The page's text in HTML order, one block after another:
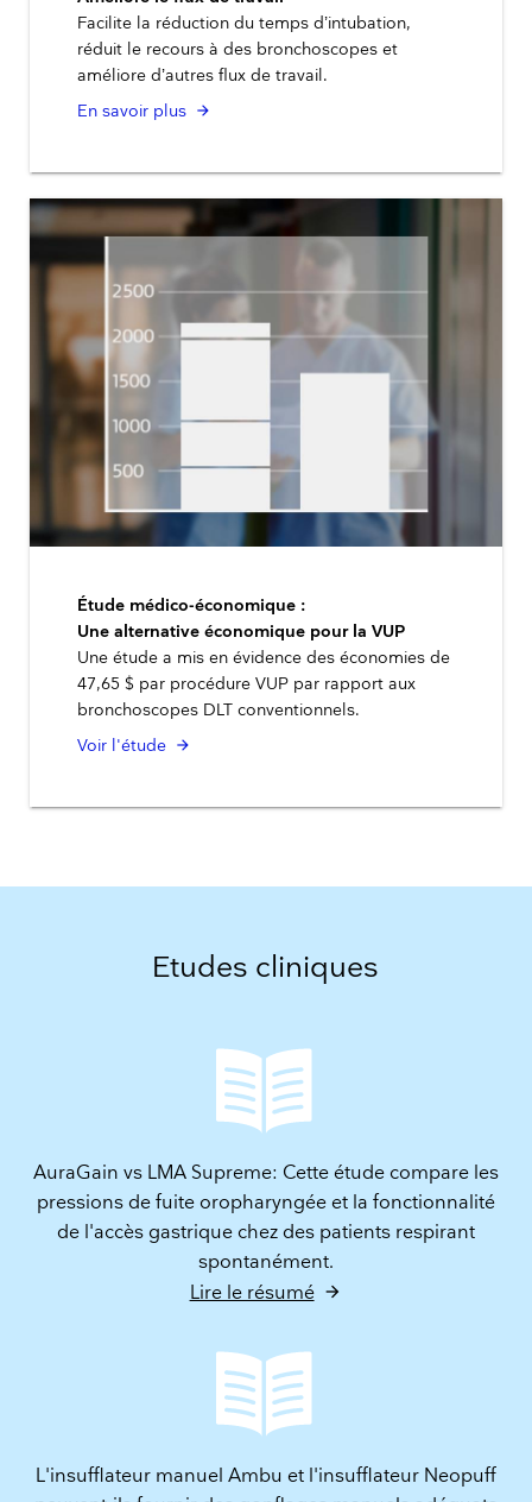
Facilite la réduction du temps d’intubation,
réduit le recours à des bronchoscopes et
améliore d’autres flux de travail.
En savoir plus
Étude médico-économique :
Une alternative économique pour la VUP
Une étude a mis en évidence des économies de
47,65 $ par procédure VUP par rapport aux
bronchoscopes DLT conventionnels.
Voir l'étude
Etudes cliniques
AuraGain vs LMA Supreme: Cette étude compare les
pressions de fuite oropharyngée et la fonctionnalité
de l'accès gastrique chez des patients respirant
spontanément.
Lire le résumé
L'insufflateur manuel Ambu et l'insufflateur Neopuff